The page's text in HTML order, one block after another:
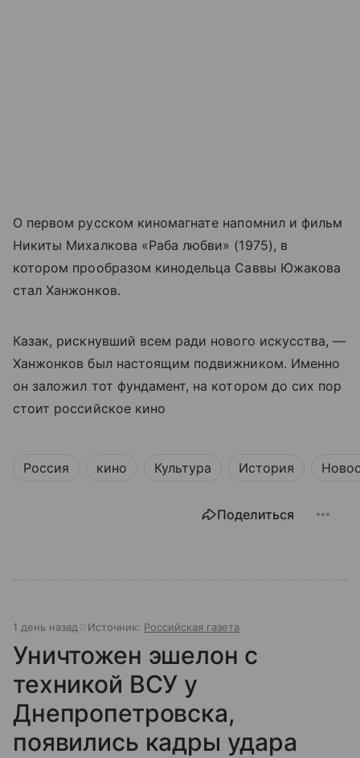
О первом русском киномагнате напомнил и фильм
Никиты Михалкова «Раба любви» (1975), в
котором прообразом кинодельца Саввы Южакова
стал Ханжонков.
Казак, рискнувший всем ради нового искусства, —
Ханжонков был настоящим подвижником. Именно
он заложил тот фундамент, на котором до сих пор
стоит российское кино
Россия кино Культура История
Поделиться
1 день назад Источник: Российская газета
Уничтожен эшелон с
техникой ВСУ у
Днепропетровска,
появились кадры удара